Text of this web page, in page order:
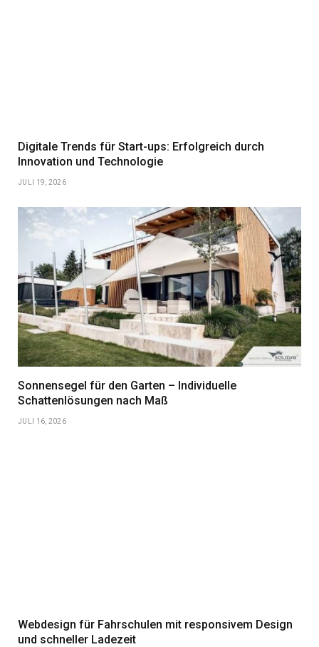
Digitale Trends für Start-ups: Erfolgreich durch
Innovation und Technologie
JULI 19, 2026
Sonnensegel für den Garten – Individuelle
Schattenlösungen nach Maß
JULI 16, 2026
Webdesign für Fahrschulen mit responsivem Design
und schneller Ladezeit